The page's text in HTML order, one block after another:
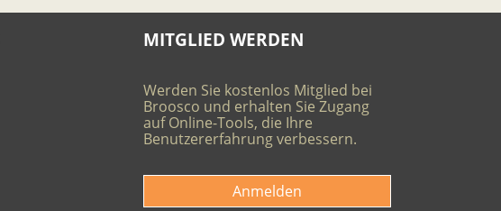
MITGLIED WERDEN
Werden Sie kostenlos Mitglied bei
Broosco und erhalten Sie Zugang
auf Online-Tools, die Ihre
Benutzererfahrung verbessern.
Anmelden